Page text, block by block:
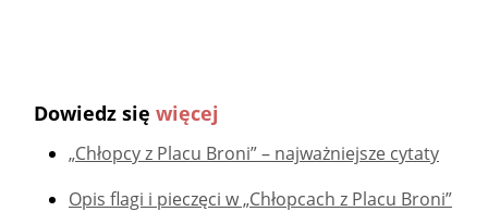
Dowiedz się więcej
„Chłopcy z Placu Broni” – najważniejsze cytaty
Opis flagi i pieczęci w „Chłopcach z Placu Broni”